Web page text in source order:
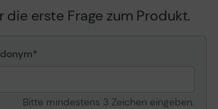
die erste Frage zum Produkt.
Bitte mindestens 3 Zeichen eingeben.